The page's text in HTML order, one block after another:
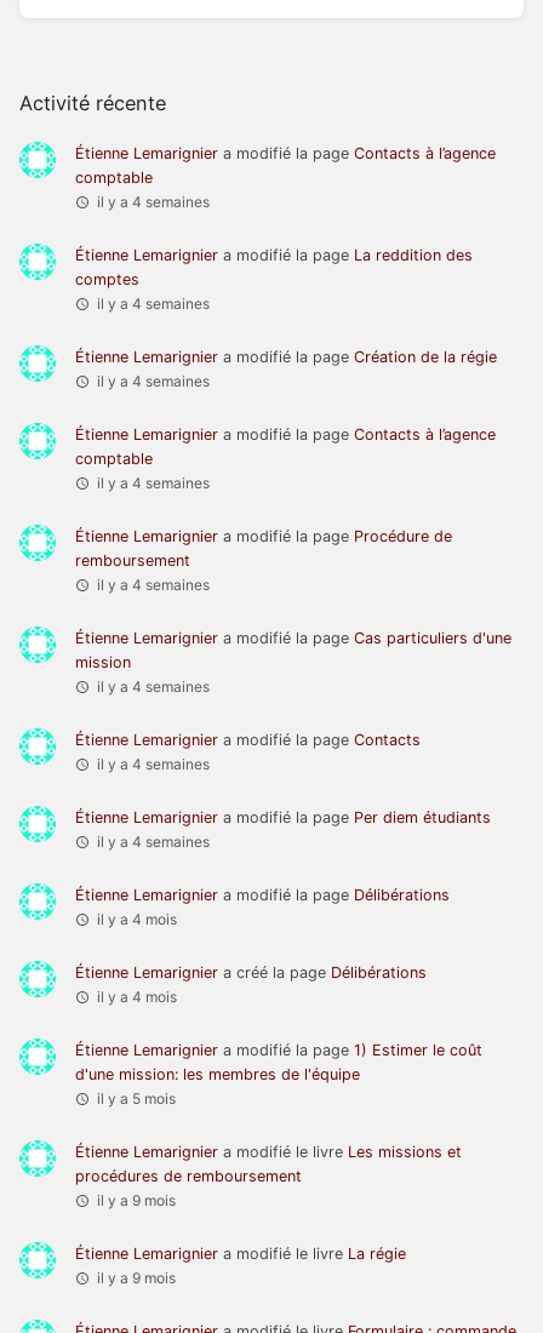
Activité récente
Étienne Lemarignier a modifié la page Contacts à l’agence
comptable
il y a 4 semaines
Étienne Lemarignier a modifié la page La reddition des
comptes
il y a 4 semaines
Étienne Lemarignier a modifié la page Création de la régie
il y a 4 semaines
Étienne Lemarignier a modifié la page Contacts à l’agence
comptable
il y a 4 semaines
Étienne Lemarignier a modifié la page Procédure de
remboursement
il y a 4 semaines
Étienne Lemarignier a modifié la page Cas particuliers d'une
mission
il y a 4 semaines
Étienne Lemarignier a modifié la page Contacts
il y a 4 semaines
Étienne Lemarignier a modifié la page Per diem étudiants
il y a 4 semaines
Étienne Lemarignier a modifié la page Délibérations
il y a 4 mois
Étienne Lemarignier a créé la page Délibérations
il y a 4 mois
Étienne Lemarignier a modifié la page 1) Estimer le coût
d'une mission: les membres de l'équipe
il y a 5 mois
Étienne Lemarignier a modifié le livre Les missions et
procédures de remboursement
il y a 9 mois
Étienne Lemarignier a modifié le livre La régie
il y a 9 mois